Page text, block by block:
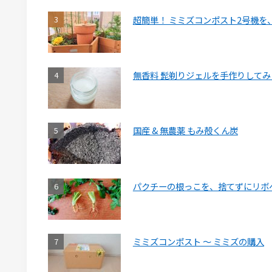
超簡単！ ミミズコンポスト2号機を
無香料 髭剃りジェルを手作りして
国産 & 無農薬 もみ殻くん炭
パクチーの根っこを、捨てずにリボ
ミミズコンポスト ～ ミミズの購入